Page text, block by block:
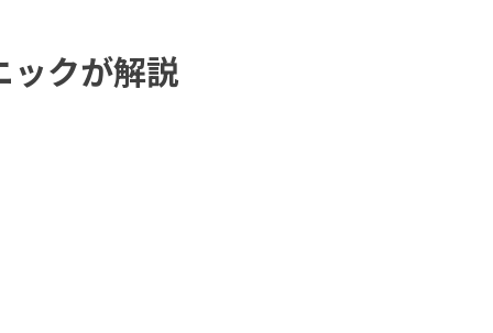
ックが解説